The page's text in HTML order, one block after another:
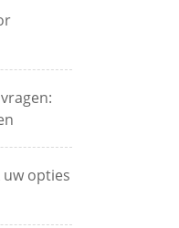
uw opties